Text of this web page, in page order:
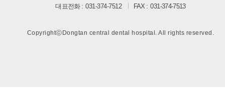
대표전화
031-374-7512 FAX 031-374-7513
CopyrightⓒDongtan central dental hospital. All rights reserved.